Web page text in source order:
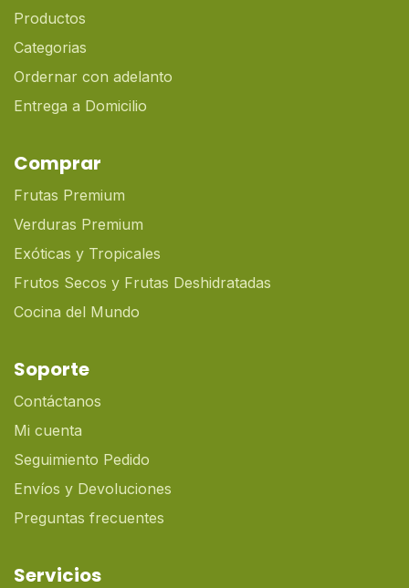
Productos
Categorias
Ordernar con adelanto
Entrega a Domicilio
Comprar
Frutas Premium
Verduras Premium
Exóticas y Tropicales
Frutos Secos y Frutas Deshidratadas
Cocina del Mundo
Soporte
Contáctanos
Mi cuenta
Seguimiento Pedido
Envíos y Devoluciones
Preguntas frecuentes
Servicios